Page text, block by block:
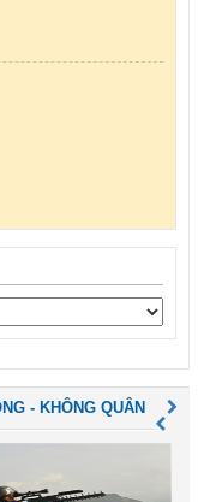
- KHÔNG QUÂN